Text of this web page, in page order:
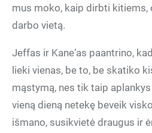
mus moko, kaip dirbti kitiems,
darbo vietą.
Jeffas ir Kane‘as paantrino,
lieki vienas, be to, be skatiko
mąstymą, nes tik taip
vieną dieną netekę beveik
išmano, susikvietė draugus ir